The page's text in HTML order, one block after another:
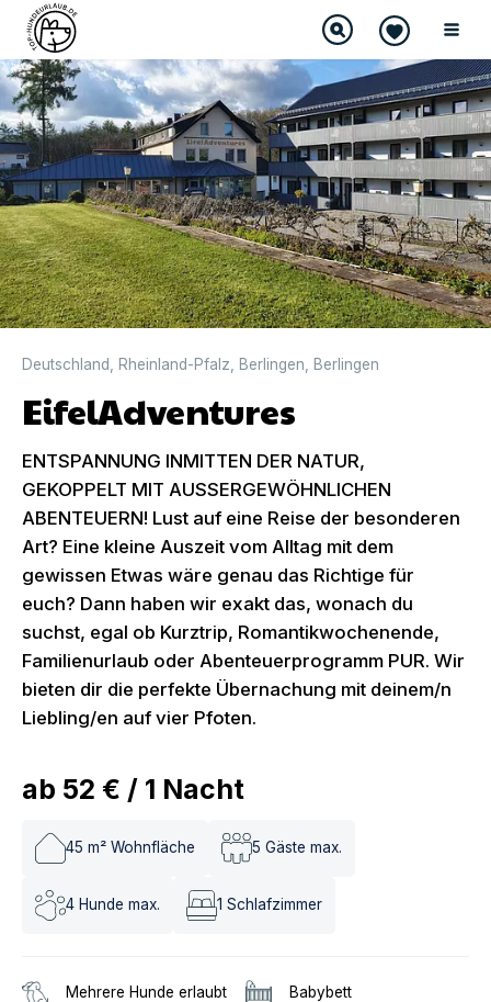
Deutschland Rheinland-Pfalz Berlingen Berlingen
EifelAdventures
ENTSPANNUNG INMITTEN DER NATUR,
GEKOPPELT MIT AUSSERGEWÖHNLICHEN
ABENTEUERN! Lust auf eine Reise der besonderen
Art? Eine kleine Auszeit vom Alltag mit dem
gewissen Etwas wäre genau das Richtige für
euch? Dann haben wir exakt das, wonach du
suchst, egal ob Kurztrip, Romantikwochenende,
Familienurlaub oder Abenteuerprogramm PUR. Wir
bieten dir die perfekte Übernachung mit deinem/n
Liebling/en auf vier Pfoten.
ab 52 € / 1 Nacht
45 m² Wohnfläche 5 Gäste max.
4 Hunde max. 1 Schlafzimmer
Mehrere Hunde erlaubt Babybett